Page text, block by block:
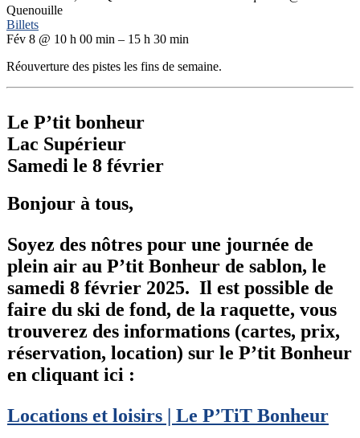
Quenouille
Billets
Fév 8 @ 10 h 00 min – 15 h 30 min
Réouverture des pistes les fins de semaine.
Le P’tit bonheur
Lac Supérieur
Samedi le 8 février
Bonjour à tous,
Soyez des nôtres pour une journée de
plein air au P’tit Bonheur de sablon, le
samedi 8 février 2025. Il est possible de
faire du ski de fond, de la raquette, vous
trouverez des informations (cartes, prix,
réservation, location) sur le P’tit Bonheur
en cliquant ici :
Locations et loisirs | Le P’TiT Bonheur